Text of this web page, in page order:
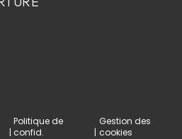
|
Politique de
confid.
|
Gestion des
cookies